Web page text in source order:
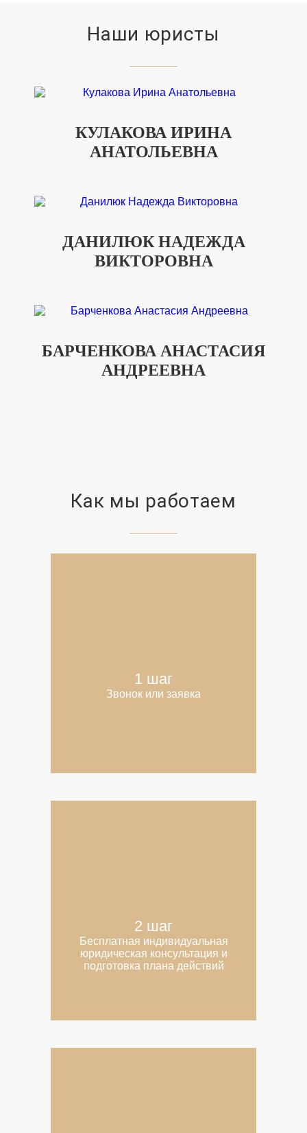
Наши юристы
КУЛАКОВА ИРИНА
АНАТОЛЬЕВНА
ДАНИЛЮК НАДЕЖДА
ВИКТОРОВНА
БАРЧЕНКОВА АНАСТАСИЯ
АНДРЕЕВНА
Как мы работаем
1 шаг
Звонок или заявка
2 шаг
Бесплатная индивидуальная
юридическая консультация и
подготовка плана действий